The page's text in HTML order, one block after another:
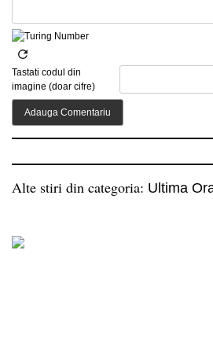
Tastati codul din
imagine (doar cifre)
Alte stiri din categoria: Ultima